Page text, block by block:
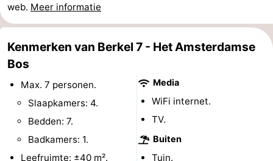
Rosse
buurt
Geschiedenis
Pleinen
het
en
Stadsdelen
web. Meer informatie
Kenmerken van Berkel 7 - Het Amsterdamse
Bos
Max. 7 personen.
Slaapkamers: 4.
Bedden: 7.
Badkamers: 1.
Leefruimte: ±40 m².
Media
WiFi internet.
TV.
Buiten
Tuin.